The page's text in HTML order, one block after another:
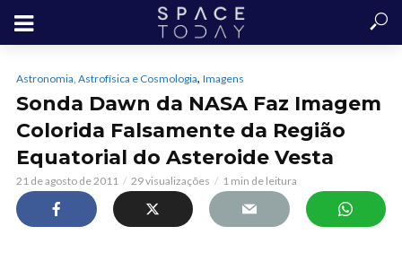
Astronomia, Astrofísica e Cosmologia, Imagens
Sonda Dawn da NASA Faz Imagem
Colorida Falsamente da Região
Equatorial do Asteroide Vesta
21 de agosto de 2011 29 visualizações 1 min de leitura